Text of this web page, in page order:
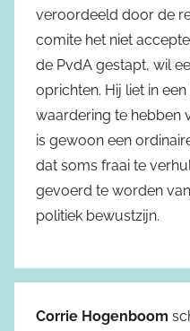
veroordeeld door de
comite het niet
de PvdA gestapt, wil
oprichten. Hij liet in
waardering te hebben
is gewoon een
dat soms fraai te
gevoerd te worden
politiek bewustzijn.
Corrie Hogenboom